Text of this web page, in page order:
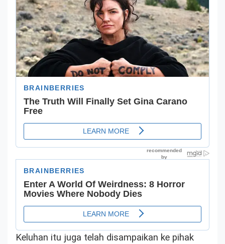
Keluhan itu juga telah disampaikan ke pihak